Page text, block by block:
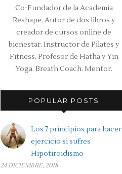
Co-Fundador de la Academia
Reshape. Autor de dos libros y
creador de cursos online de
bienestar. Instructor de Pilates y
Fitness. Profesor de Hatha y Yin
Yoga. Breath Coach. Mentor.
POPULAR POSTS
Los 7 principios para hacer
ejercicio si sufres
Hipotiroidismo
24 DICIEMBRE, 2018